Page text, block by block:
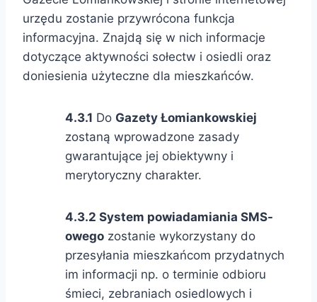
urzędu zostanie przywrócona funkcja
informacyjna. Znajdą się w nich informacje
dotyczące aktywności sołectw i osiedli oraz
doniesienia użyteczne dla mieszkańców.
4.3.1 Do Gazety Łomiankowskiej
zostaną wprowadzone zasady
gwarantujące jej obiektywny i
merytoryczny charakter.
4.3.2 System powiadamiania SMS-
owego zostanie wykorzystany do
przesyłania mieszkańcom przydatnych
im informacji np. o terminie odbioru
śmieci, zebraniach osiedlowych i